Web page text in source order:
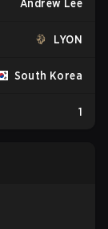
Andrew Lee
LYON
South Korea
1